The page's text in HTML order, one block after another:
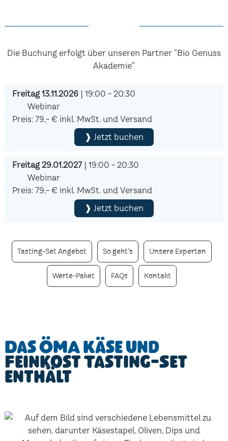
Die Buchung erfolgt über unseren Partner "Bio Genuss
Akademie"
Freitag 13.11.2026| 19:00 - 20:30
Webinar
Preis: 79,- € inkl. MwSt. und Versand
❱ Jetzt buchen
Freitag 29.01.2027| 19:00 - 20:30
Webinar
Preis: 79,- € inkl. MwSt. und Versand
❱ Jetzt buchen
Tasting-Set Angebot So geht's Unsere Experten
Werte-Paket FAQs Kontakt
Das ÖMA Käse und
Feinkost Tasting-Set
enthält